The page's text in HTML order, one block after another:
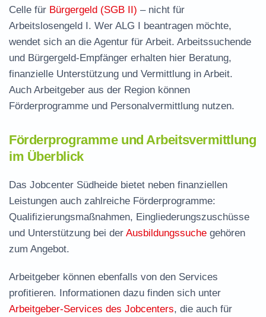
Celle für Bürgergeld (SGB II) – nicht für
Arbeitslosengeld I. Wer ALG I beantragen möchte,
wendet sich an die Agentur für Arbeit. Arbeitssuchende
und Bürgergeld-Empfänger erhalten hier Beratung,
finanzielle Unterstützung und Vermittlung in Arbeit.
Auch Arbeitgeber aus der Region können
Förderprogramme und Personalvermittlung nutzen.
Förderprogramme und Arbeitsvermittlung
im Überblick
Das Jobcenter Südheide bietet neben finanziellen
Leistungen auch zahlreiche Förderprogramme:
Qualifizierungsmaßnahmen, Eingliederungszuschüsse
und Unterstützung bei der Ausbildungssuche gehören
zum Angebot.
Arbeitgeber können ebenfalls von den Services
profitieren. Informationen dazu finden sich unter
Arbeitgeber-Services des Jobcenters, die auch für